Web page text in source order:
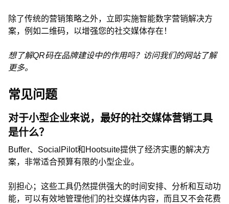
除了传统的营销策略之外，立即实施智能数字营销解决方
案，例如二维码，以增强您的社交媒体存在！
想了解QR码在品牌建设中的作用吗？访问我们的网站了解
更多。
常见问题
对于小型企业来说，最好的社交媒体营销工具
是什么？
Buffer、SocialPilot和Hootsuite提供了经济实惠的解决方
案，非常适合预算有限的小型企业。
别担心；这些工具仍然提供强大的时间安排、分析和互动功
能，可以有效地管理他们的社交媒体内容，而且又不会花费